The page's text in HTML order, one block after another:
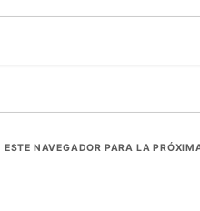
NAVEGADOR PARA LA